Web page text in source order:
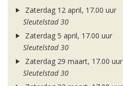
Zaterdag 12 april, 17.00 uur
Sleutelstad 30
Zaterdag 5 april, 17.00 uur
Sleutelstad 30
Zaterdag 29 maart, 17.00 uur
Sleutelstad 30